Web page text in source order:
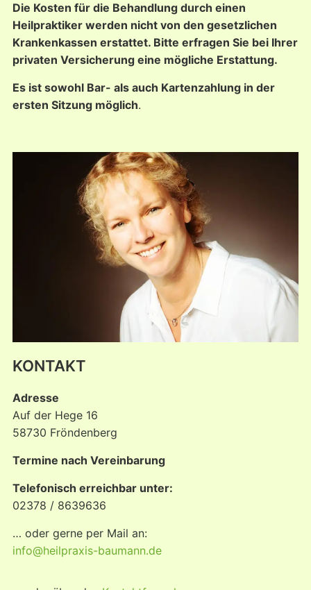
Die Kosten für die Behandlung durch einen
Heilpraktiker werden nicht von den gesetzlichen
Krankenkassen erstattet. Bitte erfragen Sie bei Ihrer
privaten Versicherung eine mögliche Erstattung.
Es ist sowohl Bar- als auch Kartenzahlung in der
ersten Sitzung möglich.
KONTAKT
Adresse
Auf der Hege 16
58730 Fröndenberg
Termine nach Vereinbarung
Telefonisch erreichbar unter:
02378 / 8639636
… oder gerne per Mail an:
info@heilpraxis-baumann.de